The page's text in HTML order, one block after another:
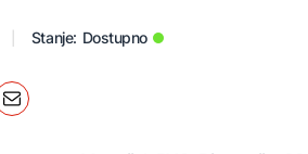
Stanje: Dostupno